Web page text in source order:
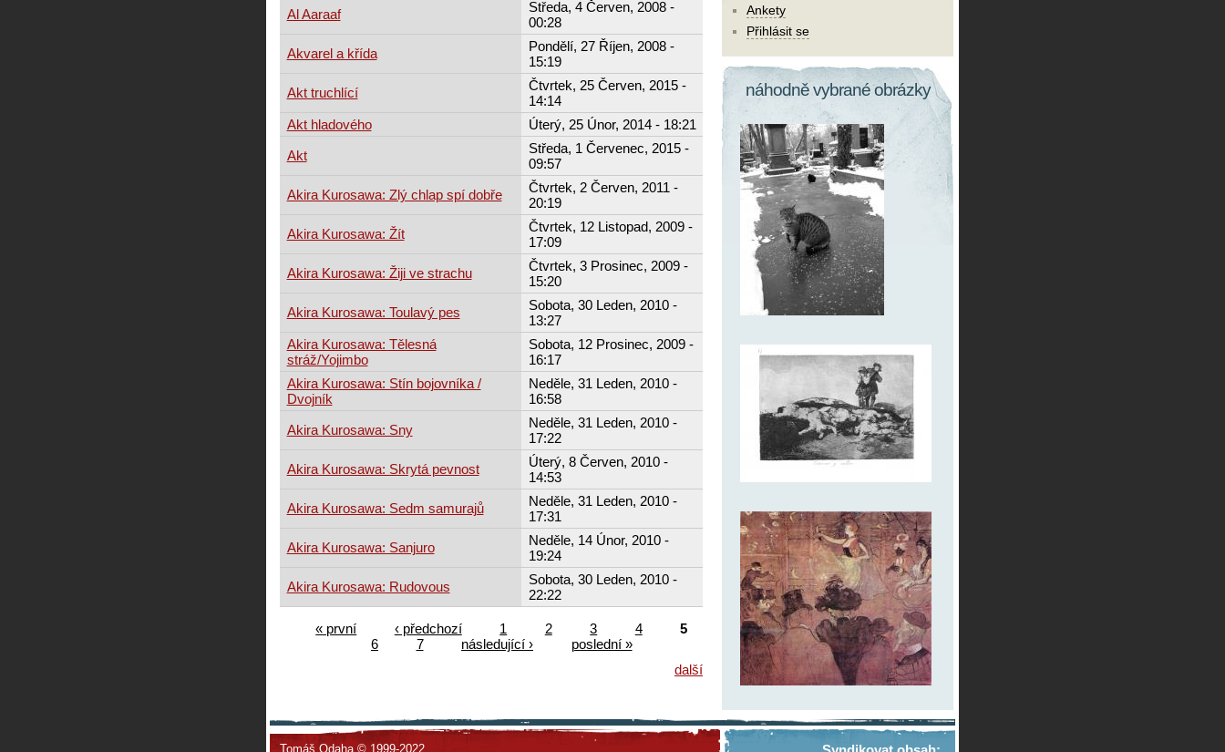
Al Aaraaf
Středa, 4 Červen, 2008 -
00:28
Akvarel a křída
Pondělí, 27 Říjen, 2008 -
15:19
Akt truchlící
Čtvrtek, 25 Červen, 2015 -
14:14
Akt hladového
Úterý, 25 Únor, 2014 - 18:21
Akt
Středa, 1 Červenec, 2015 -
09:57
Akira Kurosawa: Zlý chlap spí dobře
Čtvrtek, 2 Červen, 2011 -
20:19
Akira Kurosawa: Žít
Čtvrtek, 12 Listopad, 2009 -
17:09
Akira Kurosawa: Žiji ve strachu
Čtvrtek, 3 Prosinec, 2009 -
15:20
Akira Kurosawa: Toulavý pes
Sobota, 30 Leden, 2010 -
13:27
Akira Kurosawa: Tělesná
stráž/Yojimbo
Sobota, 12 Prosinec, 2009 -
16:17
Akira Kurosawa: Stín bojovníka /
Dvojník
Neděle, 31 Leden, 2010 -
16:58
Akira Kurosawa: Sny
Neděle, 31 Leden, 2010 -
17:22
Akira Kurosawa: Skrytá pevnost
Úterý, 8 Červen, 2010 -
14:53
Akira Kurosawa: Sedm samurajů
Neděle, 31 Leden, 2010 -
17:31
Akira Kurosawa: Sanjuro
Neděle, 14 Únor, 2010 -
19:24
Akira Kurosawa: Rudovous
Sobota, 30 Leden, 2010 -
22:22
« první ‹ předchozí 1 2 3 4
5
6
7 následující ›
poslední »
další
Ankety
Přihlásit se
náhodně vybrané obrázky
Tomáš Odaha © 1999-2022